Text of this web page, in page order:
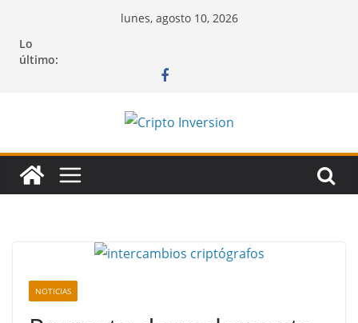
contenido
lunes, agosto 10, 2026
Lo
último:
NOTICIAS